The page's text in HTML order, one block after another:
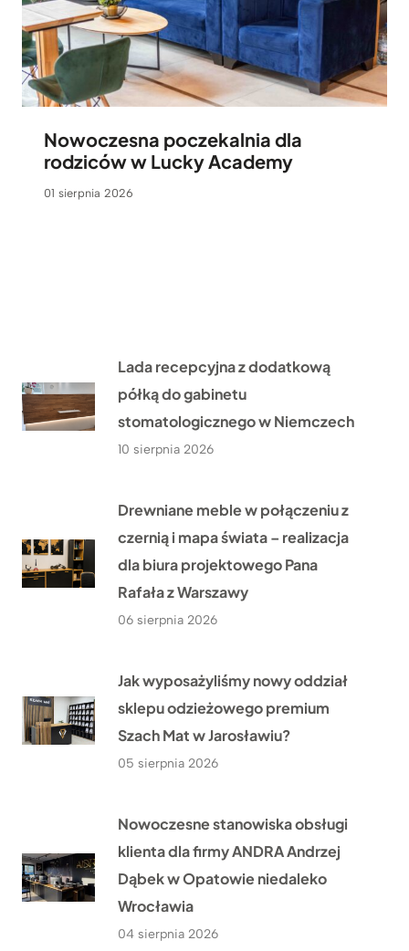
Nowoczesna poczekalnia dla
rodziców w Lucky Academy
01 sierpnia 2026
Lada recepcyjna z dodatkową
półką do gabinetu
stomatologicznego w Niemczech
10 sierpnia 2026
Drewniane meble w połączeniu z
czernią i mapa świata – realizacja
dla biura projektowego Pana
Rafała z Warszawy
06 sierpnia 2026
Jak wyposażyliśmy nowy oddział
sklepu odzieżowego premium
Szach Mat w Jarosławiu?
05 sierpnia 2026
Nowoczesne stanowiska obsługi
klienta dla firmy ANDRA Andrzej
Dąbek w Opatowie niedaleko
Wrocławia
04 sierpnia 2026